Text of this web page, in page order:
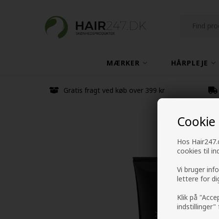
Hos
cookies til
Vi bruger
lettere for
Klik på
indstillinger"
MÆRKER HÅRPLEJE
Gratis fragt ved køb over 399 kr